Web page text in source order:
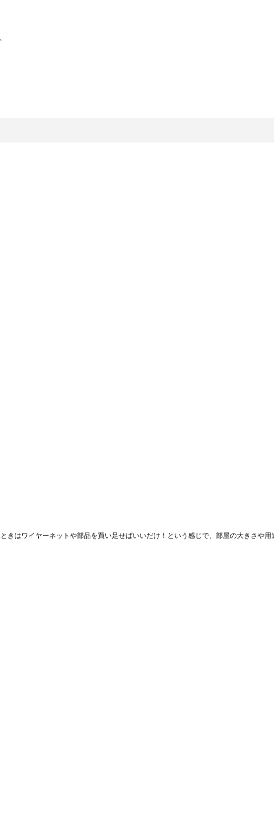
はワイヤーネットや部品を買い足せばいいだけ！という感じで、部屋の大きさや